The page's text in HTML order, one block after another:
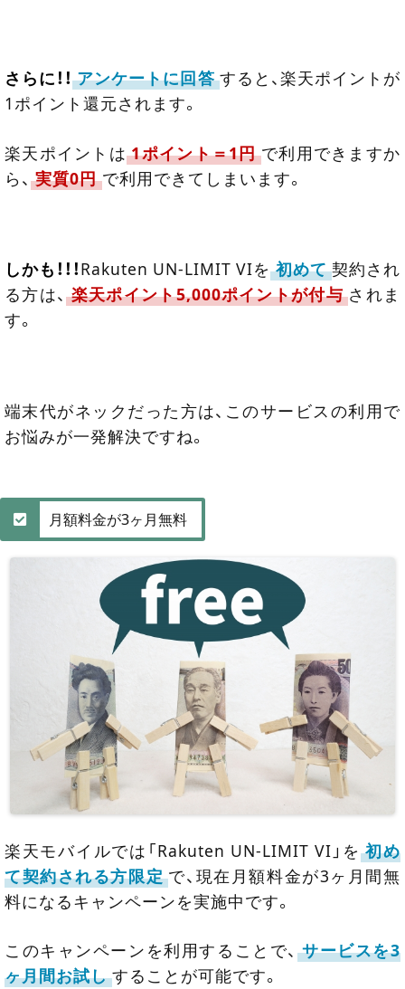
さらに！！ アンケートに回答 すると、楽天ポイントが
1ポイント還元されます。
楽天ポイントは 1ポイント＝1円 で利用できますか
ら、 実質0円 で利用できてしまいます。
しかも！！！Rakuten UN-LIMIT VIを 初めて 契約され
る方は、 楽天ポイント5,000ポイントが付与 されま
す。
端末代がネックだった方は、このサービスの利用で
お悩みが一発解決ですね。
月額料金が3ヶ月無料
楽天モバイルでは「Rakuten UN-LIMIT VI」を 初め
て契約される方限定 で、現在月額料金が3ヶ月間無
料になるキャンペーンを実施中です。
このキャンペーンを利用することで、 サービスを3
ヶ月間お試し することが可能です。